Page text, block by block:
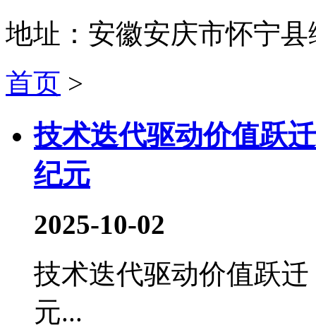
地址：安徽安庆市怀宁
首页 >
技术迭代驱动价值跃
纪元
2025-10-02
技术迭代驱动价值跃
元...